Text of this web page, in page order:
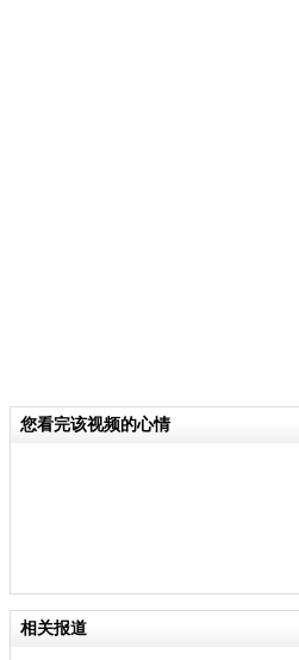
您看完该视频的心情
相关报道